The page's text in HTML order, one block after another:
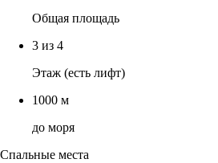
Общая площадь
3 из 4
Этаж (есть лифт)
1000 м
до моря
Спальные места